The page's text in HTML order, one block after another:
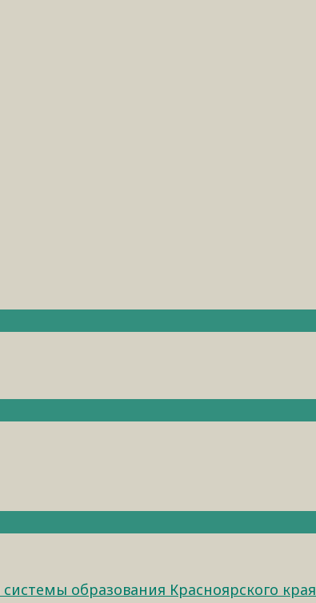
образования Красноярского края